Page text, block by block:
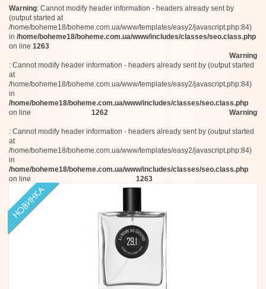
Anima Mundi
Carolina Herrera
Memoirs Of A Perfume Collector
House of Brandt
Esse Strikes The Notes
Rania J
L'Entropiste
Obvious
Dries Van Noten
Atelier Cologne
Pana Dora
Profumo di Firenze
Byredo
Imaginary Authors
Warning: Cannot modify header information - headers already sent by
(output started at
/home/boheme18/boheme.com.ua/www/templates/easy2/javascript.php:84)
in /home/boheme18/boheme.com.ua/www/includes/classes/seo.class.php
on line 1263
Warning
: Cannot modify header information - headers already sent by (output started
at
/home/boheme18/boheme.com.ua/www/templates/easy2/javascript.php:84)
in
/home/boheme18/boheme.com.ua/www/includes/classes/seo.class.php
on line
1262 Warning
: Cannot modify header information - headers already sent by (output started
at
/home/boheme18/boheme.com.ua/www/templates/easy2/javascript.php:84)
in
/home/boheme18/boheme.com.ua/www/includes/classes/seo.class.php
on line
1263